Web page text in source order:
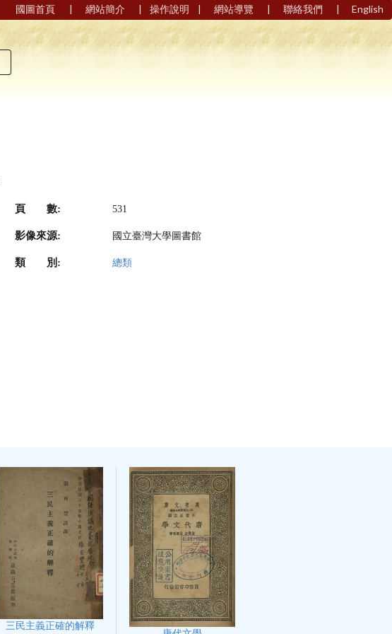
國圖首頁 | 網站簡介 | 操作說明 | 網站導覽 | 聯絡我們 | English
頁 數: 531
影像來源: 國立臺灣大學圖書館
類 別: 總類
三民主義正確的解釋